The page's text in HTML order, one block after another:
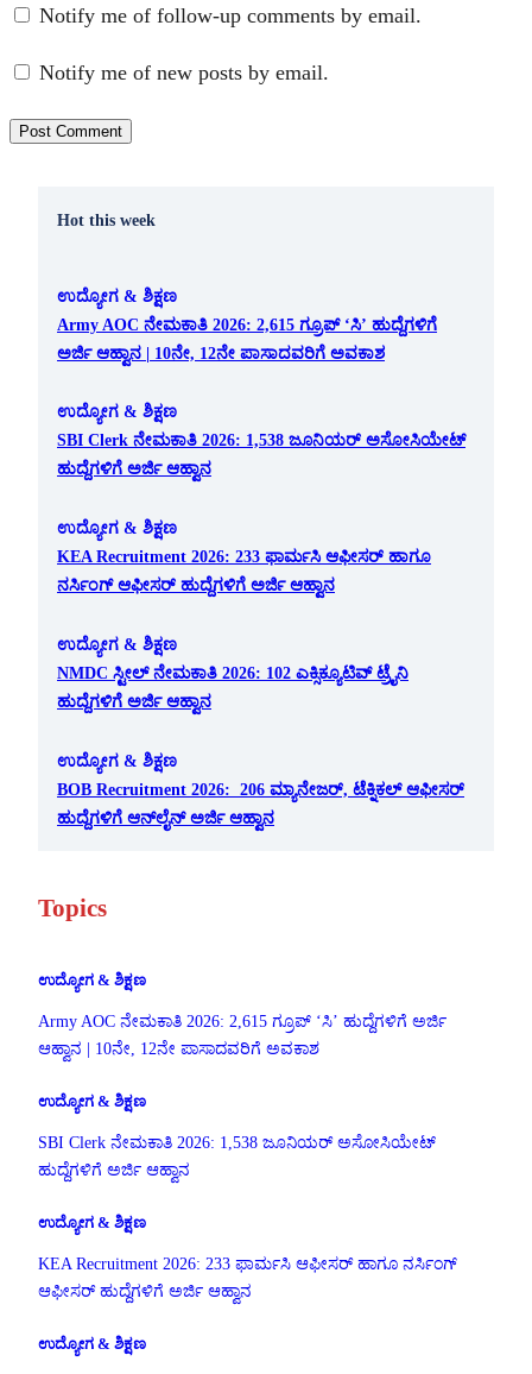
Notify me of follow-up comments by email.
Notify me of new posts by email.
Hot this week
ಉದ್ಯೋಗ & ಶಿಕ್ಷಣ
Army AOC ನೇಮಕಾತಿ 2026: 2,615 ಗ್ರೂಪ್ ‘ಸಿ’ ಹುದ್ದೆಗಳಿಗೆ
ಅರ್ಜಿ ಆಹ್ವಾನ | 10ನೇ, 12ನೇ ಪಾಸಾದವರಿಗೆ ಅವಕಾಶ
ಉದ್ಯೋಗ & ಶಿಕ್ಷಣ
SBI Clerk ನೇಮಕಾತಿ 2026: 1,538 ಜೂನಿಯರ್ ಅಸೋಸಿಯೇಟ್
ಹುದ್ದೆಗಳಿಗೆ ಅರ್ಜಿ ಆಹ್ವಾನ
ಉದ್ಯೋಗ & ಶಿಕ್ಷಣ
KEA Recruitment 2026: 233 ಫಾರ್ಮಸಿ ಆಫೀಸರ್ ಹಾಗೂ
ನರ್ಸಿಂಗ್ ಆಫೀಸರ್ ಹುದ್ದೆಗಳಿಗೆ ಅರ್ಜಿ ಆಹ್ವಾನ
ಉದ್ಯೋಗ & ಶಿಕ್ಷಣ
NMDC ಸ್ಟೀಲ್ ನೇಮಕಾತಿ 2026: 102 ಎಕ್ಸಿಕ್ಯೂಟಿವ್ ಟ್ರೈನಿ
ಹುದ್ದೆಗಳಿಗೆ ಅರ್ಜಿ ಆಹ್ವಾನ
ಉದ್ಯೋಗ & ಶಿಕ್ಷಣ
BOB Recruitment 2026: 206 ಮ್ಯಾನೇಜರ್, ಟೆಕ್ನಿಕಲ್ ಆಫೀಸರ್
ಹುದ್ದೆಗಳಿಗೆ ಆನ್‌ಲೈನ್ ಅರ್ಜಿ ಆಹ್ವಾನ
Topics
ಉದ್ಯೋಗ & ಶಿಕ್ಷಣ
Army AOC ನೇಮಕಾತಿ 2026: 2,615 ಗ್ರೂಪ್ ‘ಸಿ’ ಹುದ್ದೆಗಳಿಗೆ ಅರ್ಜಿ
ಆಹ್ವಾನ | 10ನೇ, 12ನೇ ಪಾಸಾದವರಿಗೆ ಅವಕಾಶ
ಉದ್ಯೋಗ & ಶಿಕ್ಷಣ
SBI Clerk ನೇಮಕಾತಿ 2026: 1,538 ಜೂನಿಯರ್ ಅಸೋಸಿಯೇಟ್
ಹುದ್ದೆಗಳಿಗೆ ಅರ್ಜಿ ಆಹ್ವಾನ
ಉದ್ಯೋಗ & ಶಿಕ್ಷಣ
KEA Recruitment 2026: 233 ಫಾರ್ಮಸಿ ಆಫೀಸರ್ ಹಾಗೂ ನರ್ಸಿಂಗ್
ಆಫೀಸರ್ ಹುದ್ದೆಗಳಿಗೆ ಅರ್ಜಿ ಆಹ್ವಾನ
ಉದ್ಯೋಗ & ಶಿಕ್ಷಣ